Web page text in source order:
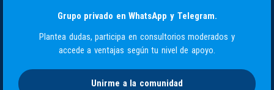
Grupo privado en WhatsApp y Telegram.
Plantea dudas, participa en consultorios moderados y
accede a ventajas según tu nivel de apoyo.
Unirme a la comunidad